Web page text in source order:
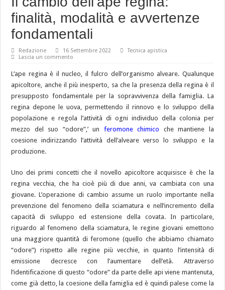
finalità, modalità e avvertenze
fondamentali
Redazione 16 Settembre 2022
Tecnica apistica
Lascia un commento
L’ape regina è il nucleo, il fulcro dell’organismo alveare. Qualunque
apicoltore, anche il più inesperto, sa che la presenza della regina è il
presupposto fondamentale per la sopravvivenza della famiglia. La
regina depone le uova, permettendo il rinnovo e lo sviluppo della
popolazione e regola l’attività di ogni individuo della colonia per
mezzo del suo “odore”,’ un feromone chimico che mantiene la
coesione indirizzando l’attività dell’alveare verso lo sviluppo e la
produzione.
Uno dei primi concetti che il novello apicoltore acquisisce è che la
regina vecchia, che ha cioè più di due anni, va cambiata con una
giovane. L’operazione di cambio assume un ruolo importante nella
prevenzione del fenomeno della sciamatura e nell’incremento della
capacità di sviluppo ed estensione della covata. In particolare,
riguardo al fenomeno della sciamatura, le regine giovani emettono
una maggiore quantità di feromone (quello che abbiamo chiamato
“odore”) rispetto alle regine più vecchie, in quanto l’intensità di
emissione decresce con l’aumentare dell’età. Attraverso
l’identificazione di questo “odore” da parte delle api viene mantenuta,
come già detto, la coesione della famiglia ed è quindi palese come la